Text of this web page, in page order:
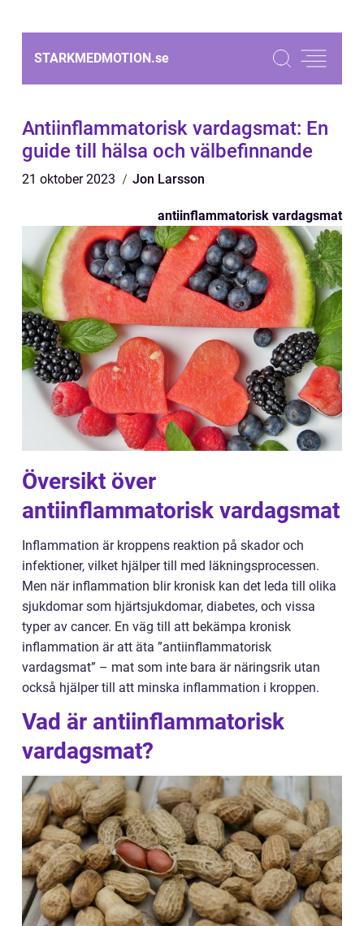
STARKMEDMOTION.se
Antiinflammatorisk vardagsmat: En
guide till hälsa och välbefinnande
21 oktober 2023 Jon Larsson
antiinflammatorisk vardagsmat
Översikt över
antiinflammatorisk vardagsmat
Inflammation är kroppens reaktion på skador och
infektioner, vilket hjälper till med läkningsprocessen.
Men när inflammation blir kronisk kan det leda till olika
sjukdomar som hjärtsjukdomar, diabetes, och vissa
typer av cancer. En väg till att bekämpa kronisk
inflammation är att äta ”antiinflammatorisk
vardagsmat” – mat som inte bara är näringsrik utan
också hjälper till att minska inflammation i kroppen.
Vad är antiinflammatorisk
vardagsmat?